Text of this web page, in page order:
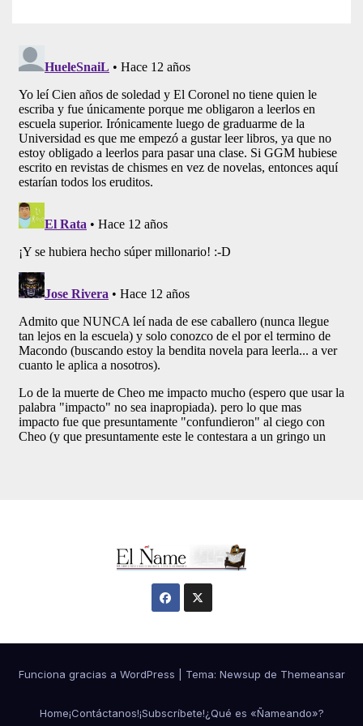
Funciona gracias a WordPress Tema: Newsup de Themeansar
Home¡Contáctanos!¡Subscríbete!¿Qué es «Ñameando»?